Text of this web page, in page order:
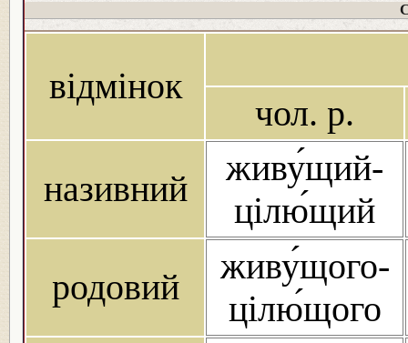
відмінок
чол. р.
називний
живу́щий-
цілю́щий
родовий
живу́щого-
цілю́щого